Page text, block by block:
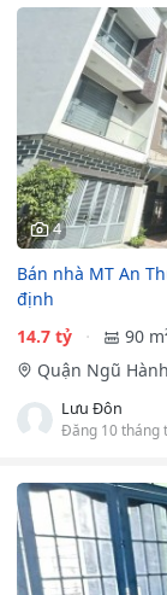
4
Bán nhà MT An
định
14.7 tỷ
90
Quận Ngũ
Lưu Đôn
Đăng 10 tháng